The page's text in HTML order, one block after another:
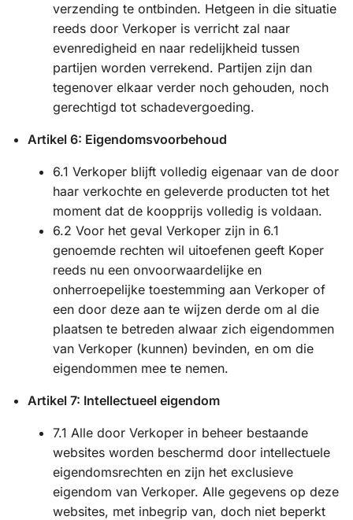
verzending te ontbinden. Hetgeen in die situatie
reeds door Verkoper is verricht zal naar
evenredigheid en naar redelijkheid tussen
partijen worden verrekend. Partijen zijn dan
tegenover elkaar verder noch gehouden, noch
gerechtigd tot schadevergoeding.
Artikel 6: Eigendomsvoorbehoud
6.1 Verkoper blijft volledig eigenaar van de door
haar verkochte en geleverde producten tot het
moment dat de koopprijs volledig is voldaan.
6.2 Voor het geval Verkoper zijn in 6.1
genoemde rechten wil uitoefenen geeft Koper
reeds nu een onvoorwaardelijke en
onherroepelijke toestemming aan Verkoper of
een door deze aan te wijzen derde om al die
plaatsen te betreden alwaar zich eigendommen
van Verkoper (kunnen) bevinden, en om die
eigendommen mee te nemen.
Artikel 7: Intellectueel eigendom
7.1 Alle door Verkoper in beheer bestaande
websites worden beschermd door intellectuele
eigendomsrechten en zijn het exclusieve
eigendom van Verkoper. Alle gegevens op deze
websites, met inbegrip van, doch niet beperkt